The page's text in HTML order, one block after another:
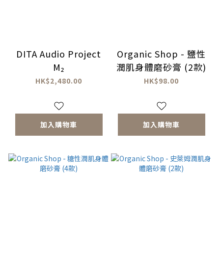
DITA Audio Project
M₂
HK$2,480.00
加入購物車
Organic Shop - 鹽性
潤肌身體磨砂膏 (2款)
HK$98.00
加入購物車